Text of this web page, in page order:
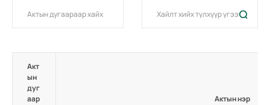
Акт
ын
дуг
аар
Актын нэр